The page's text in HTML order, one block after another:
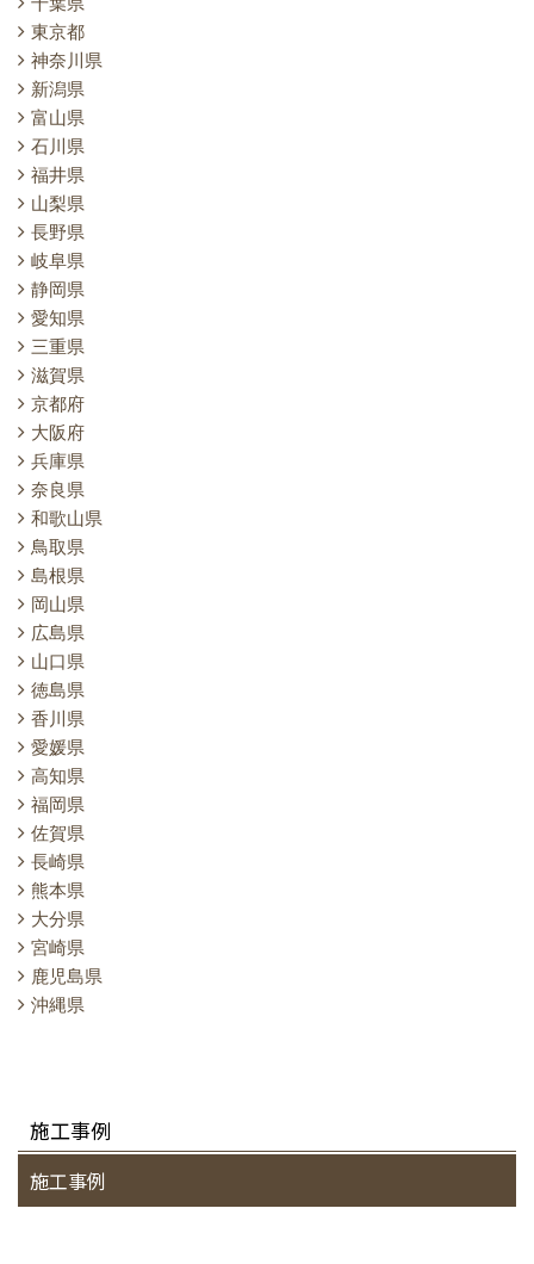
東京都
神奈川県
新潟県
富山県
石川県
福井県
山梨県
長野県
岐阜県
静岡県
愛知県
三重県
滋賀県
京都府
大阪府
兵庫県
奈良県
和歌山県
鳥取県
島根県
岡山県
広島県
山口県
徳島県
香川県
愛媛県
高知県
福岡県
佐賀県
長崎県
熊本県
大分県
宮崎県
鹿児島県
沖縄県
施工事例
施工事例